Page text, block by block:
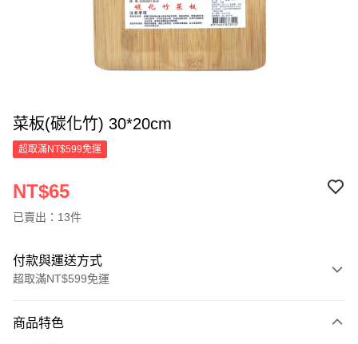
菜板(碳化竹) 30*20cm
超取滿NT$599免運
NT$65
已賣出：13件
付款與運送方式
超取滿NT$599免運
信用卡一次付款
商品特色